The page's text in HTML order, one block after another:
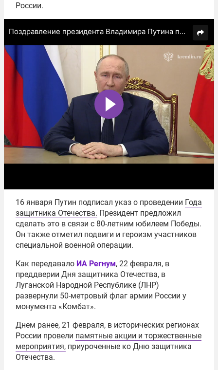
России.
16 января Путин подписал указ о проведении Года
защитника Отечества. Президент предложил
сделать это в связи с 80-летним юбилеем Победы.
Он также отметил подвиги и героизм участников
специальной военной операции.
Как передавало ИА Регнум, 22 февраля, в
преддверии Дня защитника Отечества, в
Луганской Народной Республике (ЛНР)
развернули 50-метровый флаг армии России у
монумента «Комбат».
Днем ранее, 21 февраля, в исторических регионах
России провели памятные акции и торжественные
мероприятия, приуроченные ко Дню защитника
Отечества.